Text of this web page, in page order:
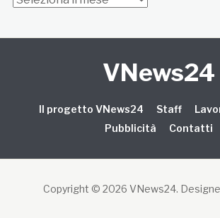
VNews24
Il progetto VNews24 Staff
Pubblicità
Contatti
Copyright © 2026 VNews24.